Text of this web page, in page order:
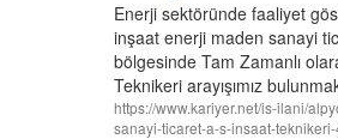
Enerji sektöründe faaliyet
inşaat enerji maden sanayi
bölgesinde Tam Zamanlı
Teknikeri arayışımız
https://www.kariyer.net/is-ilani/
sanayi-ticaret-a-s-insaat-